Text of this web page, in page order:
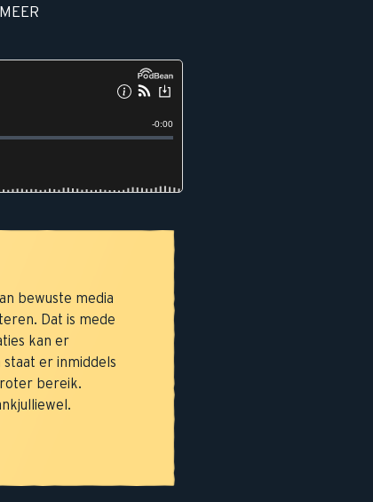
bewuste media
Dat is mede
kan er
er inmiddels
bereik.